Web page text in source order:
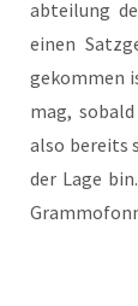
ab­tei­lung
einen
gekom­men
mag,
also bereits
der Lage